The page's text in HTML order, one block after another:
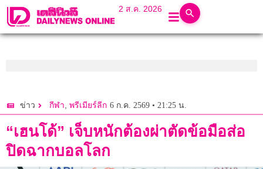
2 ส.ค. 2026
ข่าว กีฬา, พรีเมียร์ลีก 6 ก.ค. 2569 • 21:25 น.
“เฮนโด้” เจ็บหนักต้องผ่าตัดข้อมือส่อ
ปิดฉากบอลโลก